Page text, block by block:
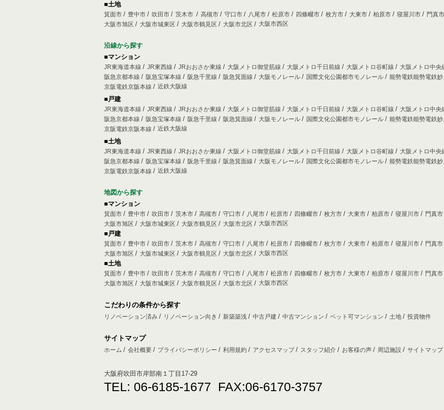
■土地
箕面市 豊中市 吹田市 茨木市 高槻市 守口市 八尾市 松原市 四條畷市 枚方市 大東市 柏原市 寝屋川市 門真市
大阪市旭区
大阪市城東区 大阪市鶴見区 大阪市北区 大阪市西区
沿線から探す
■マンション
JR東海道本線 JR東西線 JRおおさか東線 大阪メトロ御堂筋線 大阪メトロ千日前線 大阪メトロ谷町線 大阪メトロ中央
阪急京都本線
阪急宝塚本線 阪急千里線 阪急箕面線 大阪モノレール 国際文化公園都市モノレール 能勢電鉄能勢電鉄妙
京阪電鉄京阪本線
近鉄大阪線
■戸建
JR東海道本線 JR東西線 JRおおさか東線 大阪メトロ御堂筋線 大阪メトロ千日前線 大阪メトロ谷町線 大阪メトロ中央
阪急京都本線
阪急宝塚本線 阪急千里線 阪急箕面線 大阪モノレール 国際文化公園都市モノレール 能勢電鉄能勢電鉄妙
京阪電鉄京阪本線
近鉄大阪線
■土地
JR東海道本線 JR東西線 JRおおさか東線 大阪メトロ御堂筋線 大阪メトロ千日前線 大阪メトロ谷町線 大阪メトロ中央
阪急京都本線
阪急宝塚本線 阪急千里線 阪急箕面線 大阪モノレール 国際文化公園都市モノレール 能勢電鉄能勢電鉄妙
京阪電鉄京阪本線
近鉄大阪線
地図から探す
■マンション
箕面市 豊中市 吹田市 茨木市 高槻市 守口市 八尾市 松原市 四條畷市 枚方市 大東市 柏原市 寝屋川市 門真市
大阪市旭区
大阪市城東区 大阪市鶴見区 大阪市北区 大阪市西区
■戸建
箕面市 豊中市 吹田市 茨木市 高槻市 守口市 八尾市 松原市 四條畷市 枚方市 大東市 柏原市 寝屋川市 門真市
大阪市旭区
大阪市城東区 大阪市鶴見区 大阪市北区 大阪市西区
■土地
箕面市 豊中市 吹田市 茨木市 高槻市 守口市 八尾市 松原市 四條畷市 枚方市 大東市 柏原市 寝屋川市 門真市
大阪市旭区
大阪市城東区 大阪市鶴見区 大阪市北区 大阪市西区
こだわりの条件から探す
リノベーション済み リノベーション向き 新築築浅 中古戸建 中古マンション ペット可マンション 土地 投資物件
サイトマップ
ホーム 会社概要 プライバシーポリシー 利用規約 アクセスマップ スタッフ紹介 お客様の声 周辺施設 サイトマップ
大阪府吹田市岸部南１丁目17-29
TEL: 06-6185-1677 FAX:06-6170-3757